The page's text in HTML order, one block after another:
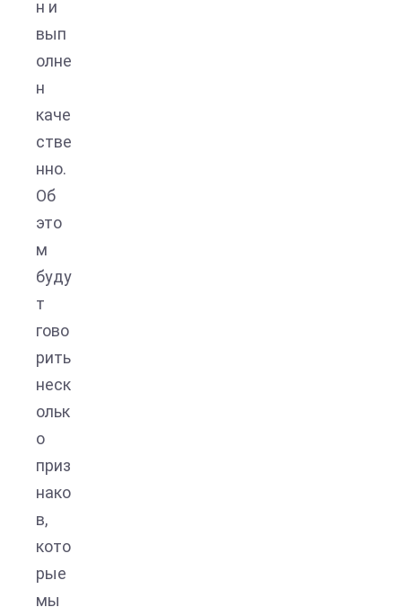
н и
вып
олне
н
каче
стве
нно.
Об
это
м
буду
т
гово
рить
неск
ольк
о
приз
нако
в,
кото
рые
мы